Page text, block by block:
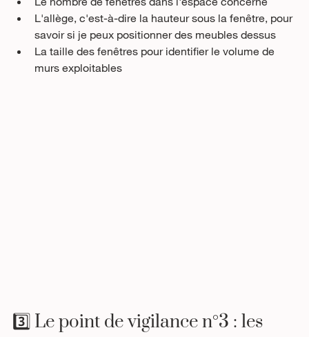
L'allège, c'est-à-dire la hauteur sous la fenêtre, pour
savoir si je peux positionner des meubles dessus
La taille des fenêtres pour identifier le volume de
murs exploitables
3️⃣ Le point de vigilance n°3 : les